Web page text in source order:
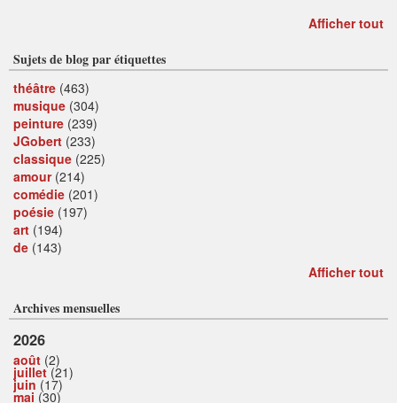
Afficher tout
Sujets de blog par étiquettes
théâtre (463)
musique (304)
peinture (239)
JGobert (233)
classique (225)
amour(214)
comédie (201)
poésie (197)
art (194)
de (143)
Afficher tout
Archives mensuelles
2026
août (2)
juillet(21)
juin (17)
mai (30)